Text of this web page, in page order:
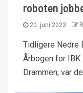
roboten
20. juni 2023
Tidligere Nedre
Årbogen for
Drammen, var